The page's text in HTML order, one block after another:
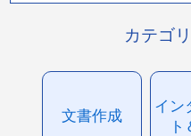
カテゴ
文書作成
イン